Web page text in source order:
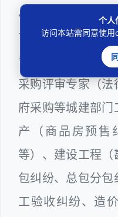
市某区建筑工务
专家、深圳市人
采购评审专家（
府采购等城建部
产（商品房预售
等）、建设工程
包纠纷、总包分
工验收纠纷、造
个人
访问本站需同意使用